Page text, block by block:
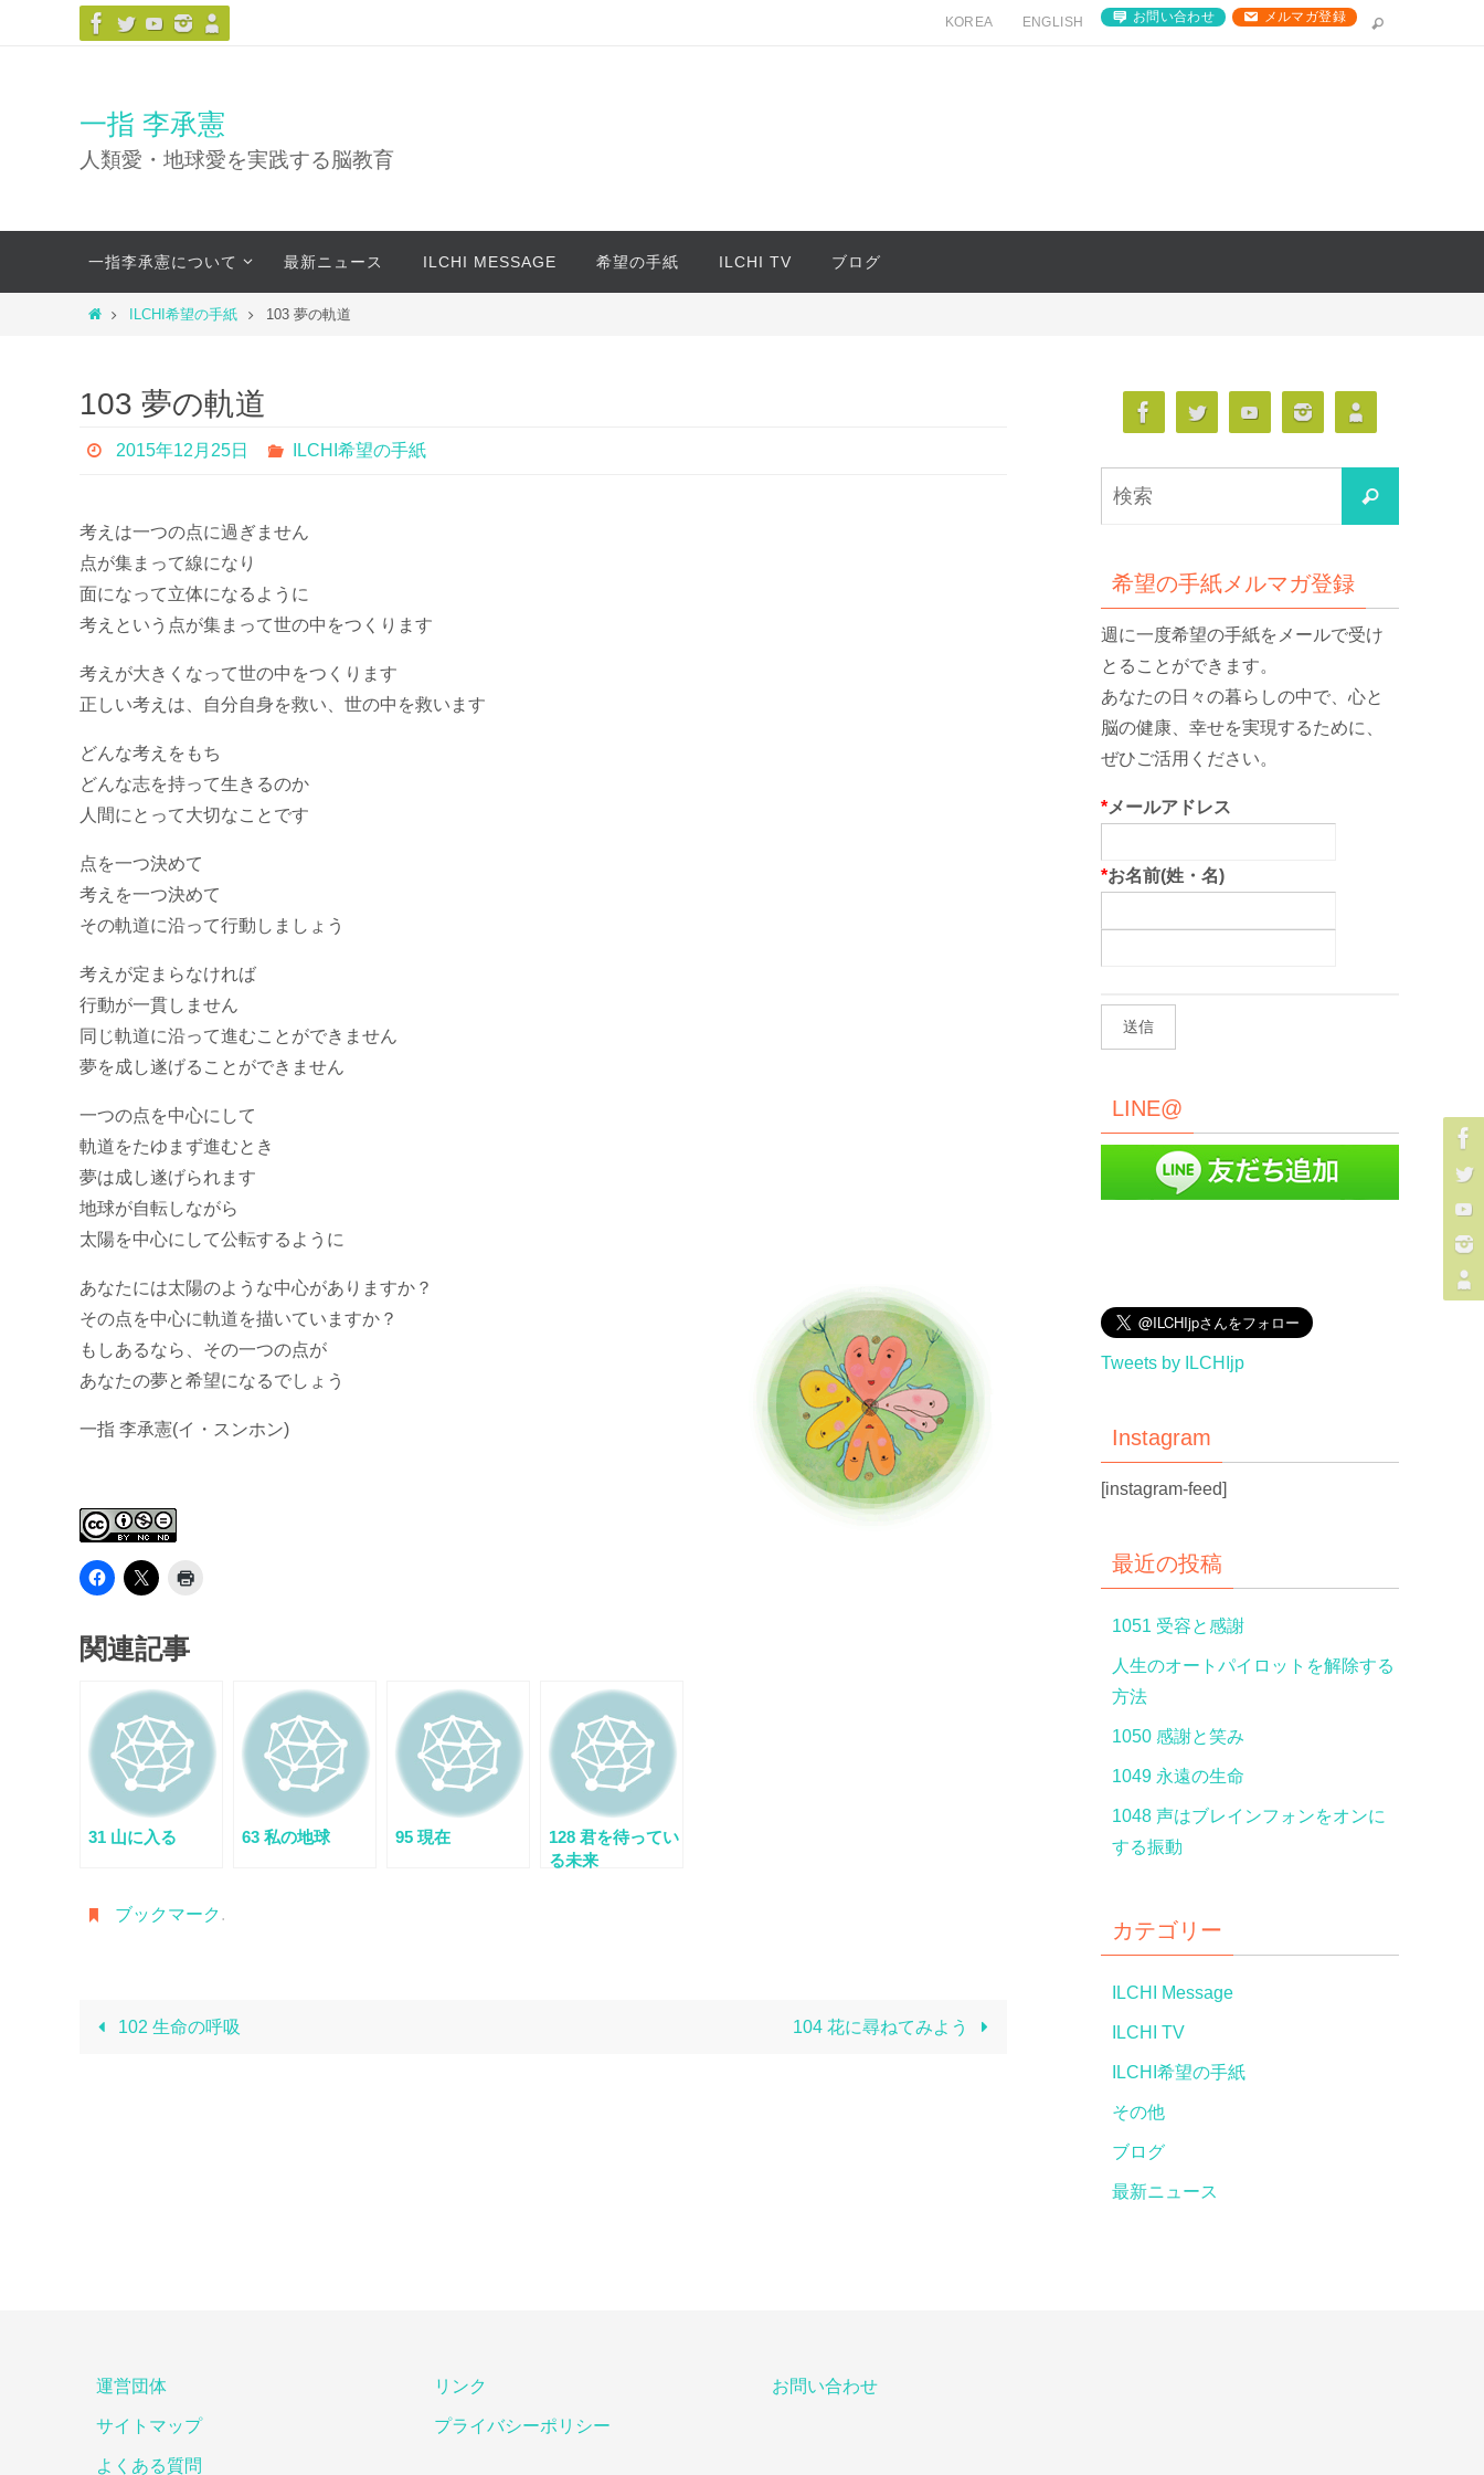
キ
プ
KOREA ENGLISH お問い合わせ メルマガ登録
一指 李承憲
人類愛・地球愛を実践する脳教育
テ
一指李承憲について 最新ニュース ILCHI MESSAGE 希望の手紙 ILCHI TV ブログ
ホ
ILCHI希望の手紙 103 夢の軌道
103 夢の軌道
2015年12月25日 ILCHI希望の手紙
考えは一つの点に過ぎません
点が集まって線になり
面になって立体になるように
考えという点が集まって世の中をつくります
考えが大きくなって世の中をつくります
正しい考えは、自分自身を救い、世の中を救います
どんな考えをもち
どんな志を持って生きるのか
人間にとって大切なことです
点を一つ決めて
考えを一つ決めて
その軌道に沿って行動しましょう
考えが定まらなければ
行動が一貫しません
同じ軌道に沿って進むことができません
夢を成し遂げることができません
一つの点を中心にして
軌道をたゆまず進むとき
夢は成し遂げられます
地球が自転しながら
太陽を中心にして公転するように
あなたには太陽のような中心がありますか？
その点を中心に軌道を描いていますか？
もしあるなら、その一つの点が
あなたの夢と希望になるでしょう
一指 李承憲(イ・スンホン)
関連記事
31 山に入る 63 私の地球 95 現在
128 君を待ってい
る未来
ブックマーク .
102 生命の呼吸 104 花に尋ねてみよう
検
索
希望の手紙メルマガ登録
週に一度希望の手紙をメールで受け
とることができます。
あなたの日々の暮らしの中で、心と
脳の健康、幸せを実現するために、
ぜひご活用ください。
*メールアドレス
*お名前(姓・名)
LINE@
Tweets by ILCHIjp
Instagram
[instagram-feed]
最近の投稿
1051 受容と感謝
人生のオートパイロットを解除する
方法
1050 感謝と笑み
1049 永遠の生命
1048 声はブレインフォンをオンに
する振動
カテゴリー
ILCHI Message
ILCHI TV
ILCHI希望の手紙
その他
ブログ
最新ニュース
運営団体
サイトマップ
よくある質問
リンク
プライバシーポリシー
お問い合わせ